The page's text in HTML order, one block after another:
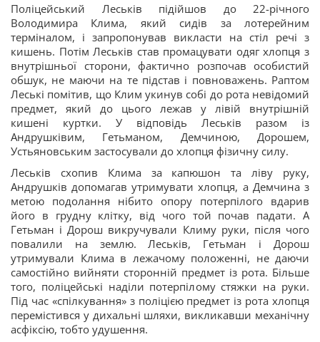
Поліцейський Леськів підійшов до 22-річного
Володимира Клима, який сидів за лотерейним
терміналом, і запропонував викласти на стіл речі з
кишень. Потім Леськів став промацувати одяг хлопця з
внутрішньої сторони, фактично розпочав особистий
обшук, не маючи на те підстав і повноважень. Раптом
Леські помітив, що Клим укинув собі до рота невідомий
предмет, який до цього лежав у лівій внутрішній
кишені куртки. У відповідь Леськів разом із
Андрушківим, Гетьманом, Демчиною, Дорошем,
Устьяновським застосували до хлопця фізичну силу.
Леськів схопив Клима за капюшон та ліву руку,
Андрушків допомагав утримувати хлопця, а Демчина з
метою подолання нібито опору потерпілого вдарив
його в грудну клітку, від чого той почав падати. А
Гетьман і Дорош викручували Климу руки, після чого
повалили на землю. Леськів, Гетьман і Дорош
утримували Клима в лежачому положенні, не даючи
самостійно вийняти сторонній предмет із рота. Більше
того, поліцейські наділи потерпілому стяжки на руки.
Під час «спілкування» з поліцією предмет із рота хлопця
перемістився у дихальні шляхи, викликавши механічну
асфіксію, тобто удушення.